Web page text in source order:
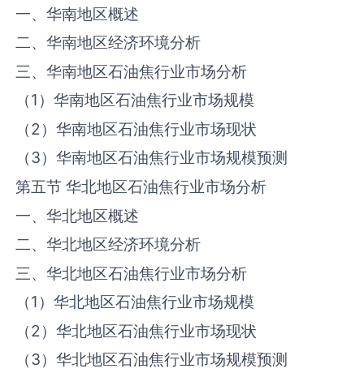
一、华南地区概述
二、华南地区经济环境分析
三、华南地区石油焦行业市场分析
（1）华南地区石油焦行业市场规模
（2）华南地区石油焦行业市场现状
（3）华南地区石油焦行业市场规模预测
第五节 华北地区石油焦行业市场分析
一、华北地区概述
二、华北地区经济环境分析
三、华北地区石油焦行业市场分析
（1）华北地区石油焦行业市场规模
（2）华北地区石油焦行业市场现状
（3）华北地区石油焦行业市场规模预测